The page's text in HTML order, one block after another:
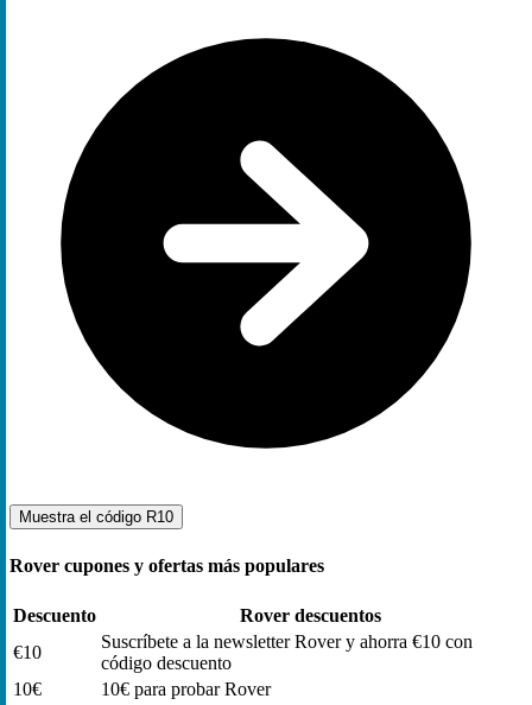
Muestra el código R10
Rover cupones y ofertas más populares
Descuento
Rover descuentos
€10
Suscríbete a la newsletter Rover y ahorra €10 con
código descuento
10€
10€ para probar Rover